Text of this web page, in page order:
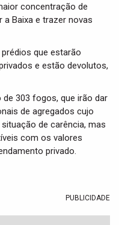
concentração de
a Baixa e trazer novas
que estarão
e estão devolutos,
303 fogos, que irão dar
de agregados cujo
de carência, mas
com os valores
privado.
PUBLICIDADE